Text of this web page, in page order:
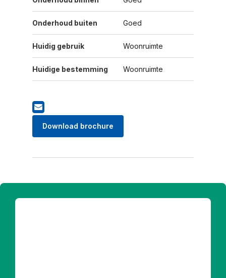
Onderhoud buiten Goed
Huidig gebruik Woonruimte
Huidige bestemming Woonruimte
Download brochure